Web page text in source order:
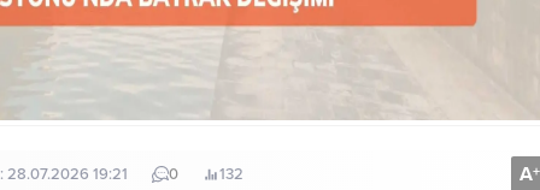
28.07.2026 19:21 0 132 A+